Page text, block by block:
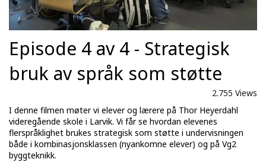
Episode 4 av 4 - Strategisk
bruk av språk som støtte
2.755 Views
I denne filmen møter vi elever og lærere på Thor Heyerdahl
videregående skole i Larvik. Vi får se hvordan elevenes
flerspråklighet brukes strategisk som støtte i undervisningen
både i kombinasjonsklassen (nyankomne elever) og på Vg2
byggteknikk.